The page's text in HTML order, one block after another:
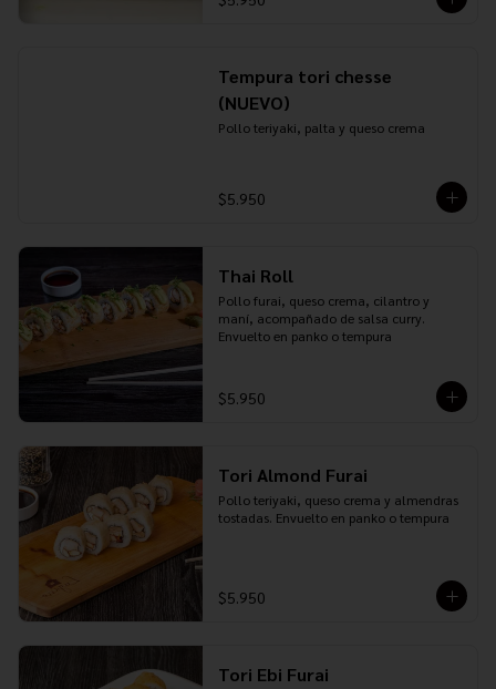
Tempura tori chesse
(NUEVO)
Pollo teriyaki, palta y queso crema
$5.950
Thai Roll
Pollo furai, queso crema, cilantro y
maní, acompañado de salsa curry.
Envuelto en panko o tempura
$5.950
Tori Almond Furai
Pollo teriyaki, queso crema y almendras
tostadas. Envuelto en panko o tempura
$5.950
Tori Ebi Furai